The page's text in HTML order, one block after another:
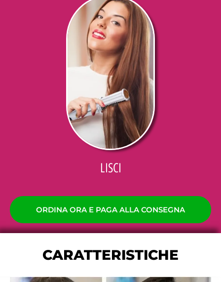
LISCI
ORDINA ORA E PAGA ALLA CONSEGNA
CARATTERISTICHE